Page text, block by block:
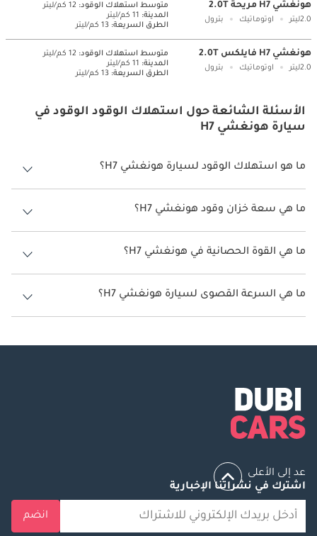
هونغشي H7 مريحة 2.0T
2.0ليتر اوتوماتيك بترول
متوسط ​​استهلاك الوقود: 12 كم/ليتر
المدينة: 11 كم/ليتر
الطرق السريعة: 13 كم/ليتر
هونغشي H7 فايلكس 2.0T
2.0ليتر اوتوماتيك بترول
متوسط ​​استهلاك الوقود: 12 كم/ليتر
المدينة: 11 كم/ليتر
الطرق السريعة: 13 كم/ليتر
الأسئلة الشائعة حول استهلاك الوقود الوقود في
سيارة هونغشي H7
ما هو استهلاك الوقود لسيارة هونغشي H7؟
يتراوح استهلاك الوقود لسيارة هونغشي H7 بين 8 كم/ليتر - 11 كم/ليتر.
ما هي سعة خزان وقود هونغشي H7؟
سعة خزان وقود هونغشي H7 66 ليتر.
ما هي القوة الحصانية في هونغشي H7؟
تنتج هونغشي H7 قوة 138 حصان - 228 حصان.
ما هي السرعة القصوى لسيارة هونغشي H7؟
السرعة القصوى لسيارة هونغشي H7 هي 200 كم/الساعة.
عد إلى الأعلى
اشترك في نشراتنا الإخبارية
انضم